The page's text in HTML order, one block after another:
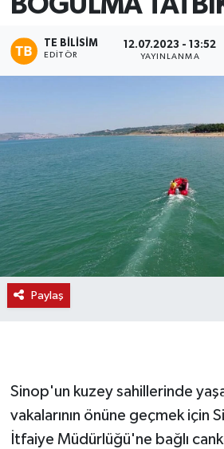
TE BILISIM
EDITÖR
12.07.2023 - 13:52
YAYINLANMA
Paylaş
Sinop'un kuzey sahillerinde
vakalarının önüne geçmek için
İtfaiye Müdürlüğü'ne bağlı